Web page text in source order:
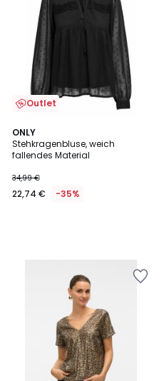
Outlet
ONLY
Stehkragenbluse, weich
fallendes Material
34,99 €
22,74 € -35%